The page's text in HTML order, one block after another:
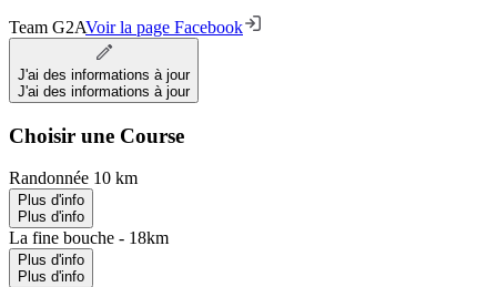
Team G2AVoir la page Facebook
J'ai des informations à jour
J'ai des informations à jour
Choisir une Course
Randonnée 10 km
Plus d'info
Plus d'info
La fine bouche - 18km
Plus d'info
Plus d'info